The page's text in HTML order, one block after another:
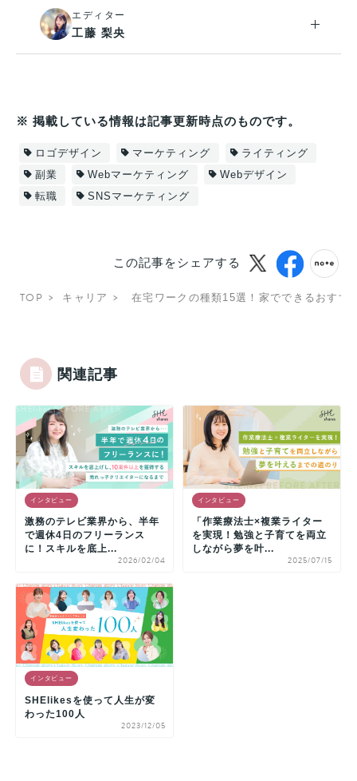
エディター
工藤 梨央
※ 掲載している情報は記事更新時点のものです。
ロゴデザイン マーケティング
ライティング
副業
Webマーケティング
Webデザイン
転職
SNSマーケティング
この記事をシェアする
TOP キャリア 在宅ワークの種類15選！家でできるおすす
関連記事
インタビュー
激務のテレビ業界から、半年
で週休4日のフリーランス
に！スキルを底上...
2026/02/04
インタビュー
「作業療法士×複業ライター
を実現！勉強と子育てを両立
しながら夢を叶...
2025/07/15
インタビュー
SHElikesを使って人生が変
わった100人
2023/12/05